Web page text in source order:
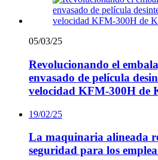
05/03/25
Revolucionando el
envasado de película
velocidad KFM-300H de
19/02/25
La maquinaria alineada
seguridad para los